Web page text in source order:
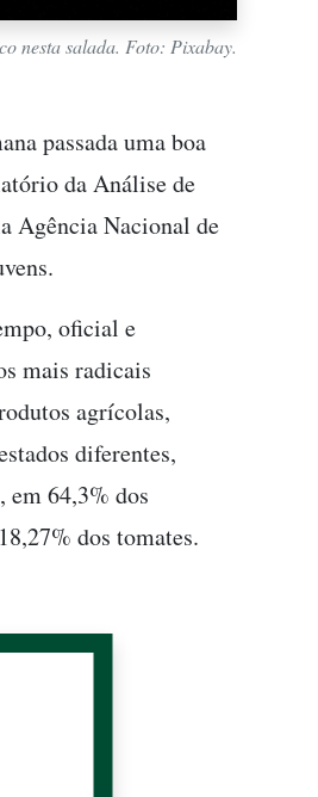
nesta salada. Foto: Pixabay.
passada uma boa
da Análise de
Agência Nacional de
oficial e
mais radicais
agrícolas,
diferentes,
64,3% dos
dos tomates.